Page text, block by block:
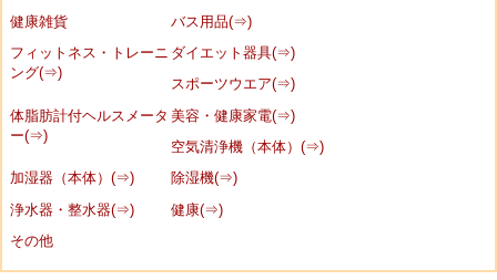
健康雑貨
バス用品(⇒)
フィットネス・トレーニ
ング(⇒)
ダイエット器具(⇒)
スポーツウエア(⇒)
体脂肪計付ヘルスメータ
ー(⇒)
美容・健康家電(⇒)
空気清浄機（本体）(⇒)
加湿器（本体）(⇒)
除湿機(⇒)
浄水器・整水器(⇒)
健康(⇒)
その他